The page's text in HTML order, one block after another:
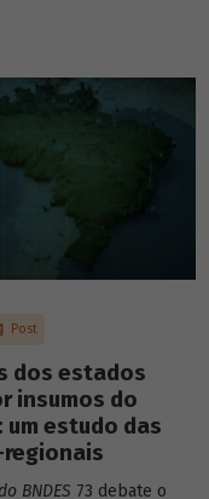
Post
dos estados
insumos do
estudo das
BNDES 73 debate o